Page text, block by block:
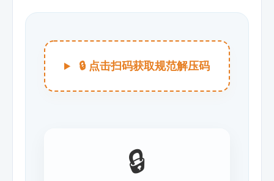
🔒 点击扫码获取规范解压码
🔒